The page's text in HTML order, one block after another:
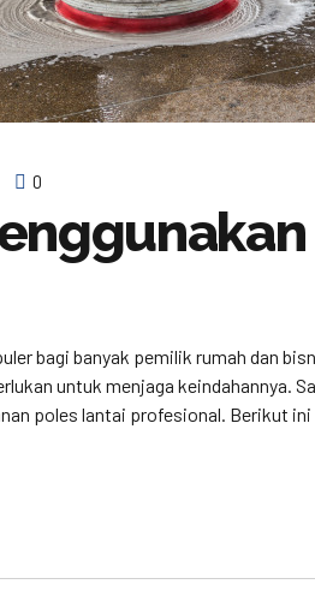
0
bagi banyak pemilik rumah dan
untuk menjaga keindahannya.
poles lantai profesional. Berikut ini